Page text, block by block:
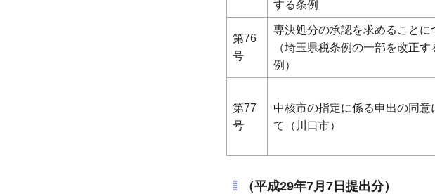
する条例
第76
号
専決処分の承認を求めることに
（埼玉県税条例の一部を改正す
例）
第77
号
中核市の指定に係る申出の同意
て（川口市）
（平成29年7月7日提出分）